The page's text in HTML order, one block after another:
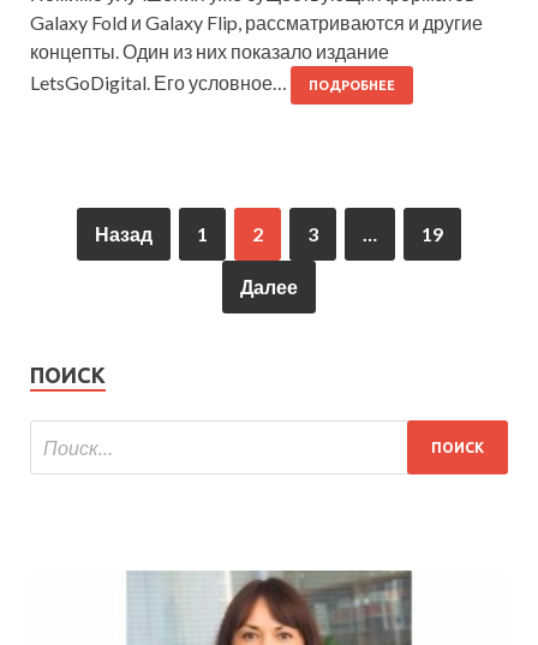
Galaxy Fold и Galaxy Flip, рассматриваются и другие
концепты. Один из них показало издание
LetsGoDigital. Его условное…
ПОДРОБНЕЕ
Назад 1 2 3 … 19
Далее
ПОИСК